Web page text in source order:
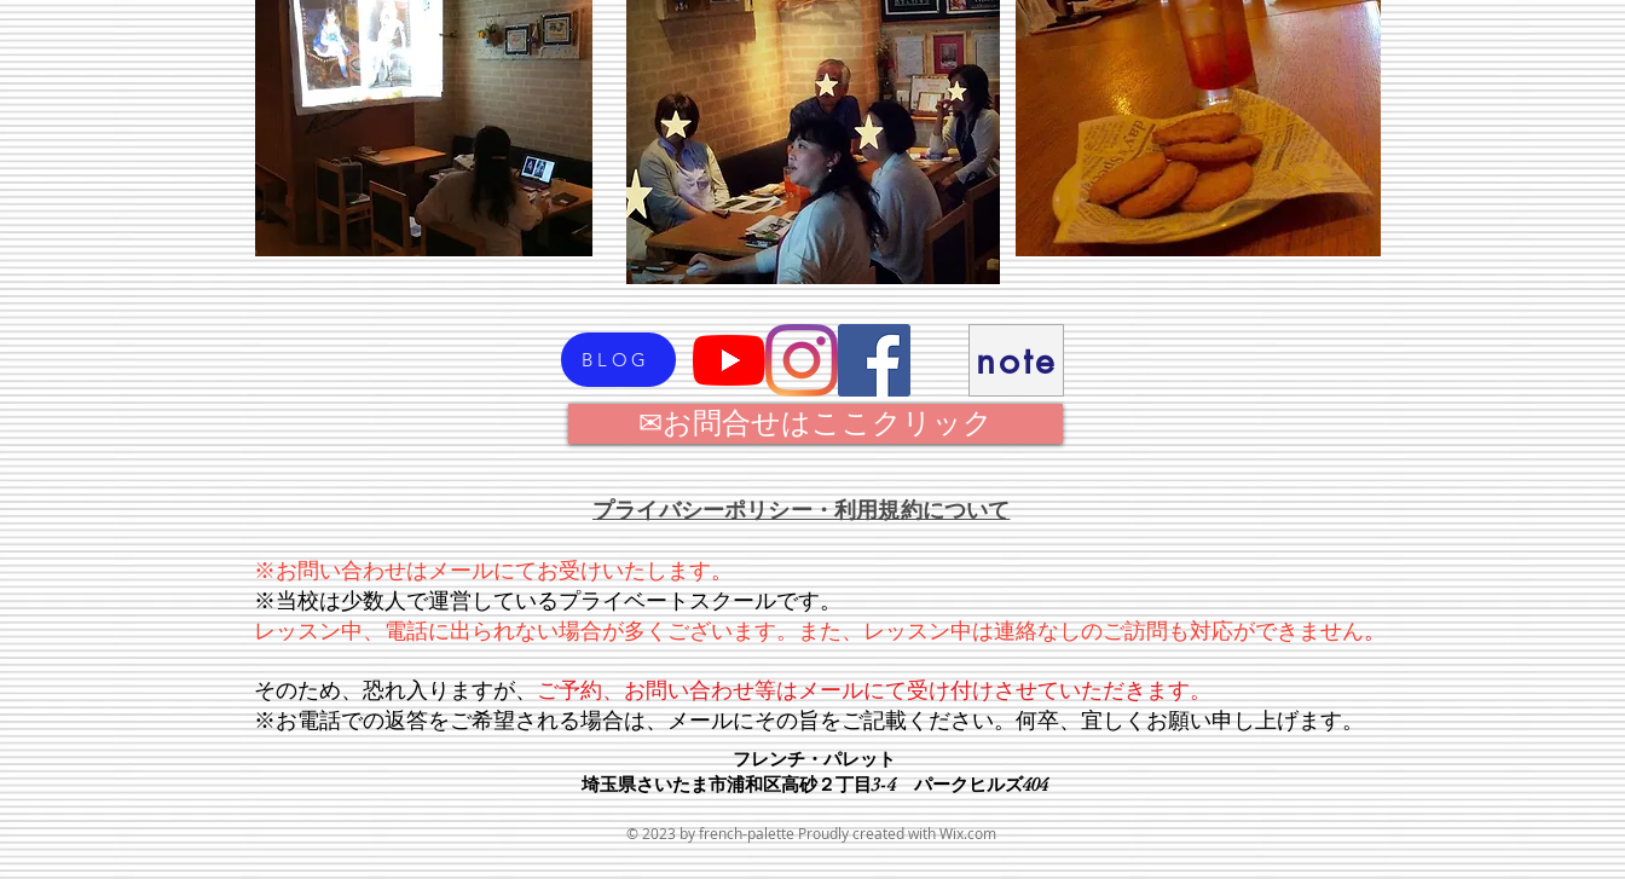
BLOG note
✉お問合せはここクリック
プライバシーポリシー・利用規約について
※お問い合わせはメールにてお受けいたします。
※当校は少数人で運営しているプライベートスクールです。
レッスン中、電話に出られない場合が多くございます。また、レッスン中は連絡なしのご訪問も対応ができません。
そのため、恐れ入りますが、ご予約、お問い合わせ等はメールにて受け付けさせていただきます。
※お電話での返答をご希望される場合は、メールにその旨をご記載ください。何卒、宜しくお願い申し上げます。
フレンチ・パレット
埼玉県さいたま市浦和区高砂２丁目3-4 パークヒルズ404
© 2023 by french-palette Proudly created withWix.com